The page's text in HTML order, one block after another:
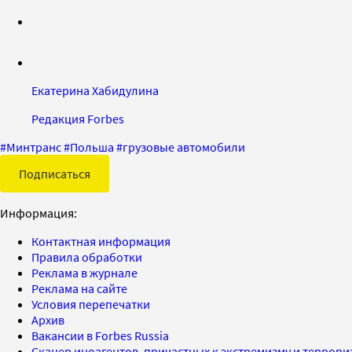
Екатерина Хабидулина
Редакция Forbes
#Минтранс#Польша #грузовые автомобили
Подписаться
Информация:
Контактная информация
Правила обработки
Реклама в журнале
Реклама на сайте
Условия перепечатки
Архив
Вакансии в Forbes Russia